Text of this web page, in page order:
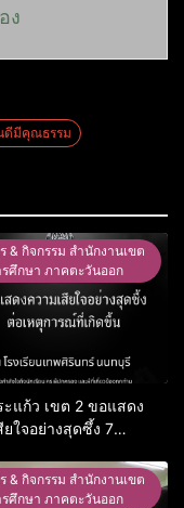
ง
ดีมีคุณธรรม
& กิจกรรม สำนักงานเขต
ศึกษา ภาคตะวันออก
แก้ว เขต 2 ขอแสดง
ยใจอย่างสุดซึ้ง 7
& กิจกรรม สำนักงานเขต
ศึกษา ภาคตะวันออก